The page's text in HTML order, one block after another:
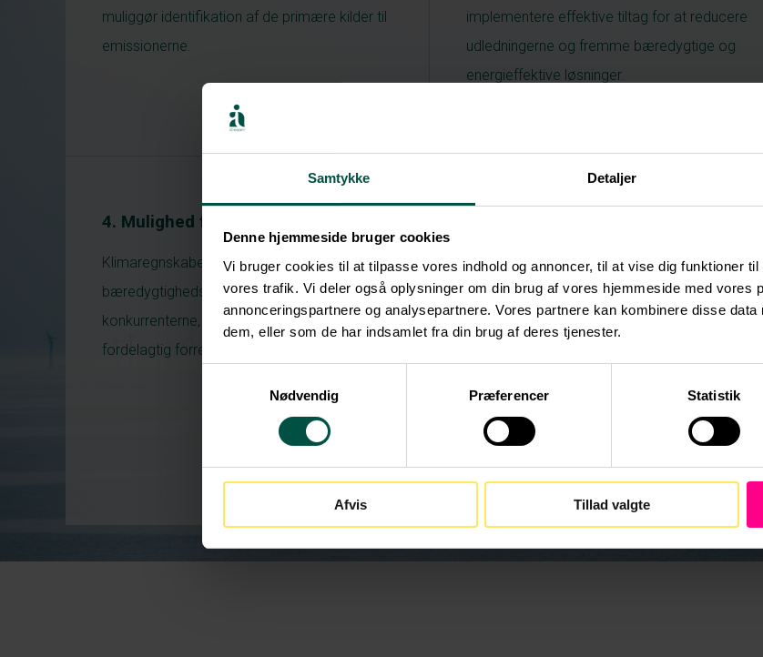
Samtykke Detaljer
Denne hjemmeside bruger cookies
Vi bruger cookies til at tilpasse vores indhold og annoncer, til at vise dig funktioner
vores trafik. Vi deler også oplysninger om din brug af vores hjemmeside med vores
annonceringspartnere og analysepartnere. Vores partnere kan kombinere disse
dem, eller som de har indsamlet fra din brug af deres tjenester.
Nødvendig
Præferencer Statistik
Afvis Tillad valgte
muliggør identifikation af de primære kilder til
emissionerne.
implementere effektive tiltag for at reducere
udledningerne og fremme bæredygtige og
energieffektive løsninger.
4. Mulighed for at skille sig ud
Klimaregnskabet kan styrke virksomhedens
bæredygtighedsprofil og differentiere den fra
konkurrenterne, hvilket kan være en
fordelagtig forretningsstrategi.
Da flere kunder allerede efterspørger
rapportering af klimaaftryk, og lovbaserede
krav til klimaregnskaber er på vej, er det en